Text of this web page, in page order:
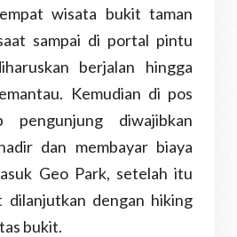
wisata bukit taman
sampai di portal pintu
berjalan hingga
Kemudian di pos
pengunjung diwajibkan
dan membayar biaya
Geo Park, setelah itu
dilanjutkan dengan hiking
bukit.